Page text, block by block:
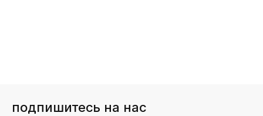
подпишитесь на нас